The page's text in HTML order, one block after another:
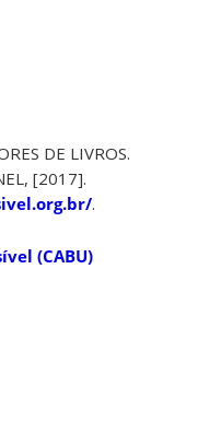
DE LIVROS.
[2017].
.
(CABU)